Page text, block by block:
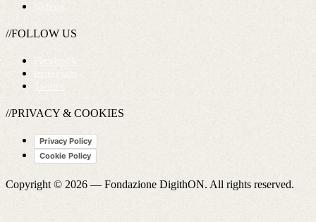
Videos
//FOLLOW US
//PRIVACY & COOKIES
Privacy Policy
Cookie Policy
Copyright © 2026 — Fondazione DigithON. All rights reserved.